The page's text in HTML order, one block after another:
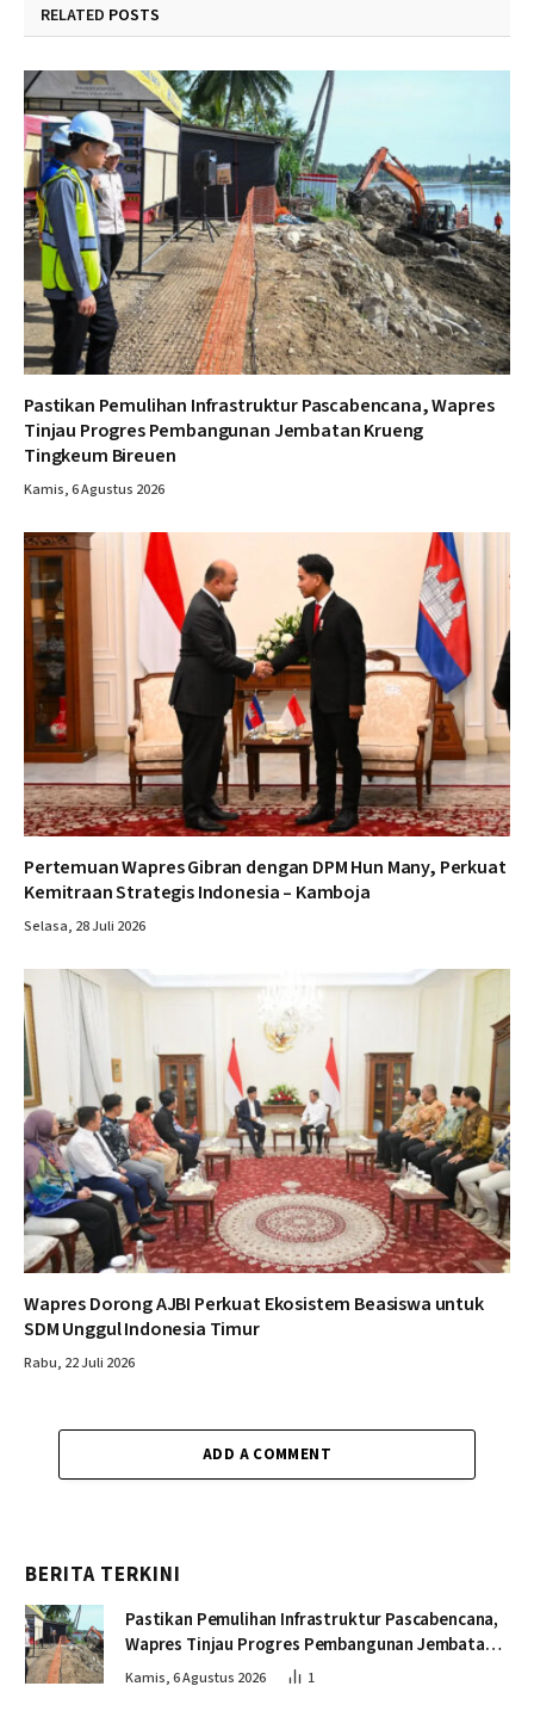
RELATED POSTS
Pastikan Pemulihan Infrastruktur Pascabencana, Wapres
Tinjau Progres Pembangunan Jembatan Krueng
Tingkeum Bireuen
Kamis, 6 Agustus 2026
Pertemuan Wapres Gibran dengan DPM Hun Many, Perkuat
Kemitraan Strategis Indonesia – Kamboja
Selasa, 28 Juli 2026
Wapres Dorong AJBI Perkuat Ekosistem Beasiswa untuk
SDM Unggul Indonesia Timur
Rabu, 22 Juli 2026
ADD A COMMENT
BERITA TERKINI
Pastikan Pemulihan Infrastruktur Pascabencana,
Wapres Tinjau Progres Pembangunan Jembatan
Krueng Tingkeum Bireuen
Kamis, 6 Agustus 2026 1